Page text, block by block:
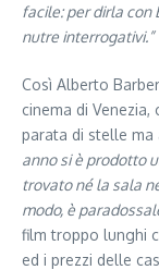
facile: per dirla con
nutre interrogativi.”
Così Alberto
cinema di Venezia,
parata di stelle ma
anno si è prodotto
trovato né la sala
modo, è
film troppo lunghi
ed i prezzi delle